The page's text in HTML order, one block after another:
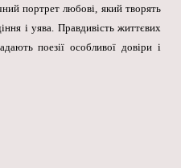
портрет любові, який творять
і уява. Правдивість життєвих
поезії особливої довіри і